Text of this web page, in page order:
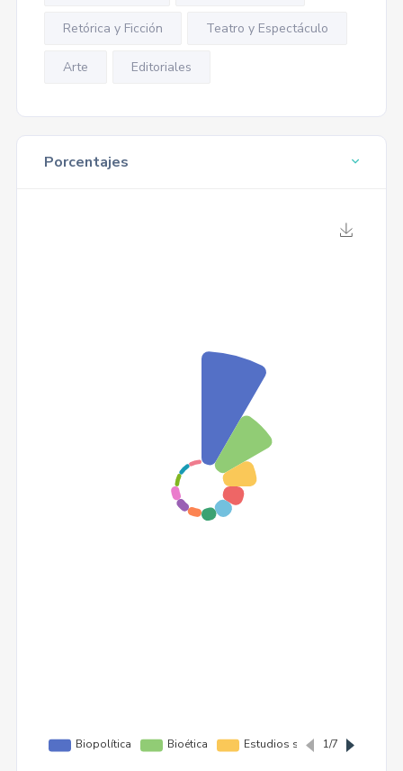
Retórica y Ficción Teatro y Espectáculo
Arte Editoriales
Porcentajes